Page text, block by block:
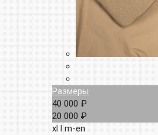
Размеры
40 000 ₽
20 000 ₽
xl l m-en